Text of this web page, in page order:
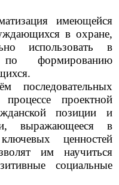
имеющейся
в охране,
использовать в
по формированию
последовательных
проектной
позиции и
выражающееся в
ценностей
им научиться
социальные